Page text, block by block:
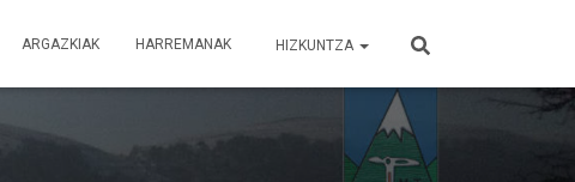
ARGAZKIAK HARREMANAK HIZKUNTZA